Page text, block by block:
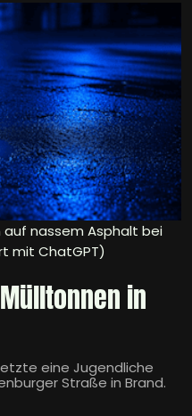
auf nassem Asphalt bei
mit ChatGPT)
in
eine Jugendliche
Straße in Brand.